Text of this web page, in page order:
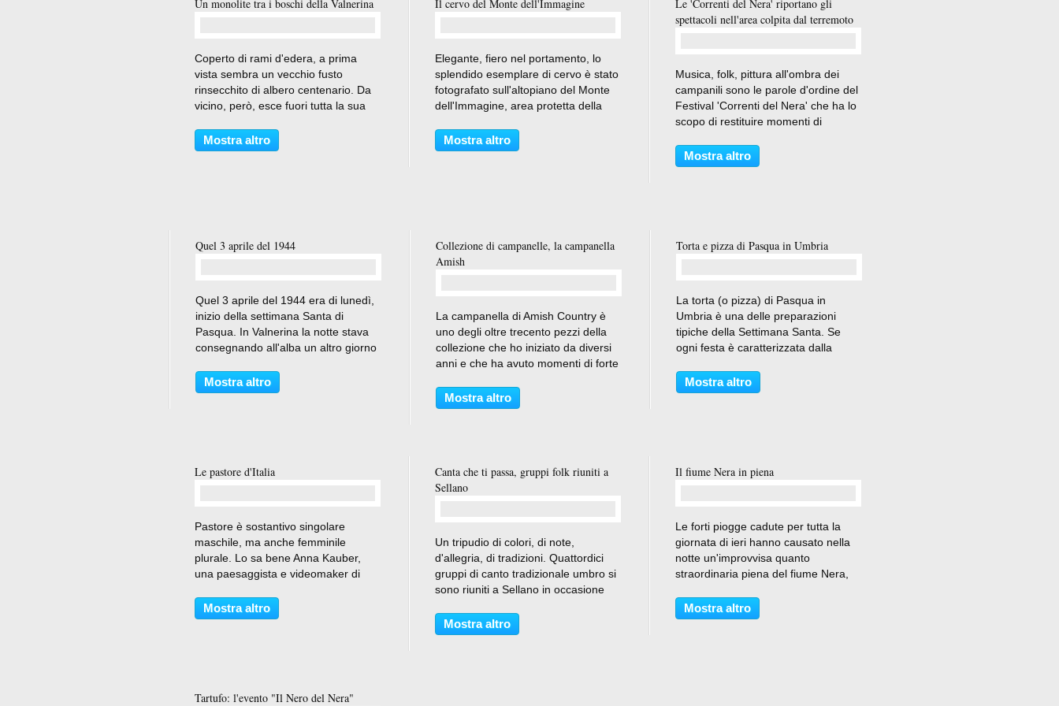
Un monolite tra i boschi della Valnerina
Coperto di rami d'edera, a prima
vista sembra un vecchio fusto
rinsecchito di albero centenario. Da
vicino, però, esce fuori tutta la sua
non ha nulla se non quel ciuffo di
rampicanti all'apice. Una curiosa
Mostra altro
Il cervo del Monte dell'Immagine
Elegante, fiero nel portamento, lo
splendido esemplare di cervo è stato
fotografato sull'altopiano del Monte
dell'Immagine, area protetta della
comuni di Vallo di Nera e
Poggiodomo, in Valnerina. Sorpreso
Mostra altro
Le 'Correnti del Nera' riportano gli
spettacoli nell'area colpita dal terremoto
Musica, folk, pittura all'ombra dei
campanili sono le parole d'ordine del
Festival 'Correnti del Nera' che ha lo
scopo di restituire momenti di
umbra colpita dal terremoto del
Centro Italia. Il fiume Nera e la
Mostra altro
Quel 3 aprile del 1944
Quel 3 aprile del 1944 era di lunedì,
inizio della settimana Santa di
Pasqua. In Valnerina la notte stava
consegnando all'alba un altro giorno
Villa Carmine, frazione della vicina
Leonessa (RI), poche ore prima i
Mostra altro
Collezione di campanelle, la campanella
Amish
La campanella di Amish Country è
uno degli oltre trecento pezzi della
collezione che ho iniziato da diversi
anni e che ha avuto momenti di forte
rassicurante normalità. Molte delle
mie campanelle, che ormai non
Mostra altro
Torta e pizza di Pasqua in Umbria
La torta (o pizza) di Pasqua in
Umbria è una delle preparazioni
tipiche della Settimana Santa. Se
ogni festa è caratterizzata dalla
quella di Pasqua non può fare a
meno delle torte salate con il
Mostra altro
Le pastore d'Italia
Pastore è sostantivo singolare
maschile, ma anche femminile
plurale. Lo sa bene Anna Kauber,
una paesaggista e videomaker di
andata a scovare in ogni parte
d'Italia, percorrendo in due anni più
Mostra altro
Canta che ti passa, gruppi folk riuniti a
Sellano
Un tripudio di colori, di note,
d'allegria, di tradizioni. Quattordici
gruppi di canto tradizionale umbro si
sono riuniti a Sellano in occasione
passa", festa popolare ideata e
organizzata dall'Associazione
Mostra altro
Il fiume Nera in piena
Le forti piogge cadute per tutta la
giornata di ieri hanno causato nella
notte un'improvvisa quanto
straordinaria piena del fiume Nera,
lungo il percorso. Argini scavalcati a
Cerreto di Spoleto, a Piedipaterno,...
Mostra altro
Tartufo: l'evento "Il Nero del Nera"